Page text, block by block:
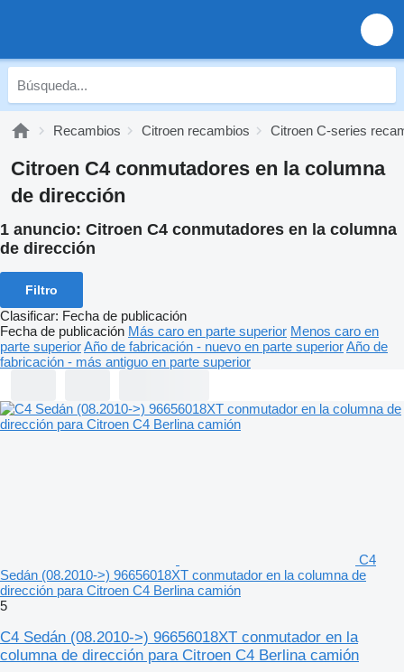
Recambios Citroen recambios Citroen C-series
Citroen C4 conmutadores en la columna
de dirección
1 anuncio: Citroen C4 conmutadores en la columna
de dirección
Filtro
Clasificar: Fecha de publicación
Fecha de publicación Más caro en parte superior Menos caro en
parte superiorAño de fabricación - nuevo en parte superiorAño de
fabricación - más antiguo en parte superior
C4
Sedán (08.2010->) 96656018XT conmutador en la columna de
dirección para Citroen C4 Berlina camión
5
C4 Sedán (08.2010->) 96656018XT conmutador en la
columna de dirección para Citroen C4 Berlina camión